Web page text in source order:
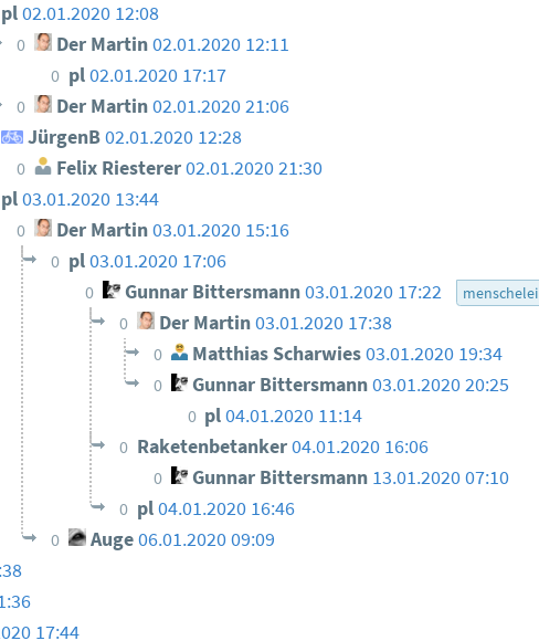
pl02.01.2020 12:08
0 Der Martin02.01.2020 12:11
0 pl02.01.2020 17:17
0 Der Martin02.01.2020 21:06
JürgenB 02.01.2020 12:28
0 Felix Riesterer02.01.2020 21:30
pl03.01.2020 13:44
0 Der Martin03.01.2020 15:16
0 pl03.01.2020 17:06
0 Gunnar Bittersmann03.01.2020 17:22 menschelei
0 Der Martin03.01.2020 17:38
0 Matthias Scharwies 03.01.2020 19:34
0 Gunnar Bittersmann 03.01.2020 20:25
0 pl04.01.2020 11:14
0 Raketenbetanker04.01.2020 16:06
0 Gunnar Bittersmann 13.01.2020 07:10
0 pl04.01.2020 16:46
0 Auge06.01.2020 09:09
17:44